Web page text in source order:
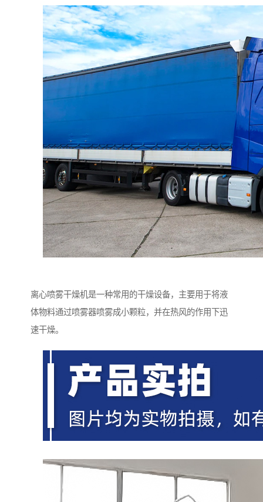
离心喷雾干燥机是一种常用的干燥设备，主要用于将液
体物料通过喷雾器喷雾成小颗粒，并在热风的作用下迅
速干燥。